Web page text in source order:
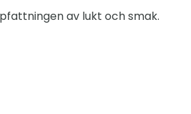
av lukt och smak.